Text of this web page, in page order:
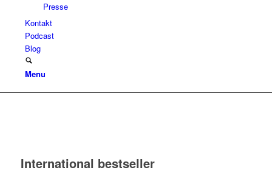
Presse
Kontakt
Podcast
Blog
Menu
International bestseller